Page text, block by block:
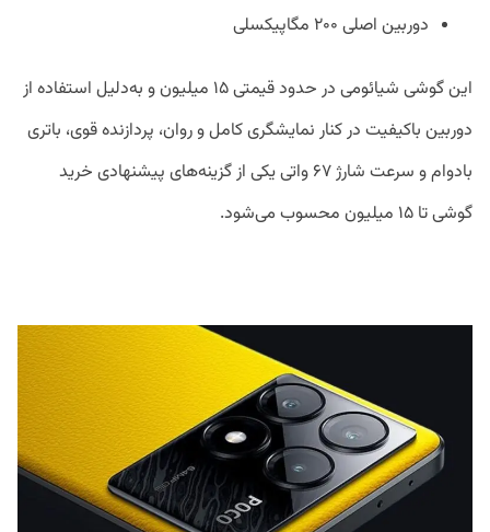
دوربین اصلی ۲۰۰ مگاپیکسلی
این گوشی شیائومی در حدود قیمتی ۱۵ میلیون و به‌دلیل استفاده از
دوربین باکیفیت در کنار نمایشگری کامل و روان، پردازنده قوی، باتری
بادوام و سرعت شارژ ۶۷ واتی یکی از گزینه‌های پیشنهادی خرید
گوشی تا ۱۵ میلیون محسوب می‌شود.